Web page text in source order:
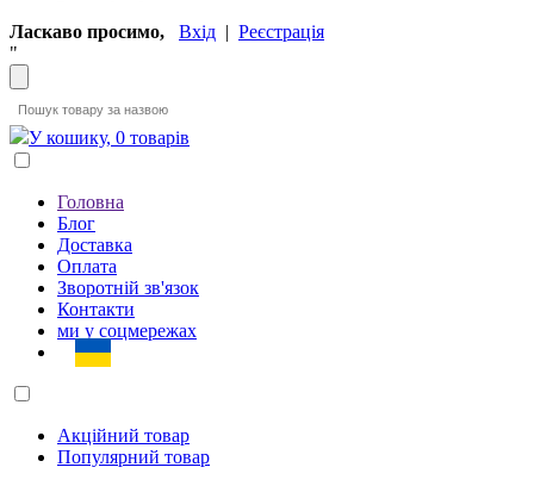
Ласкаво просимо, Вхід | Реєстрація
"
У кошику, 0 товарів
Головна
Блог
Доставка
Оплата
Зворотній зв'язок
Контакти
ми у соцмережах
Акційний товар
Популярний товар